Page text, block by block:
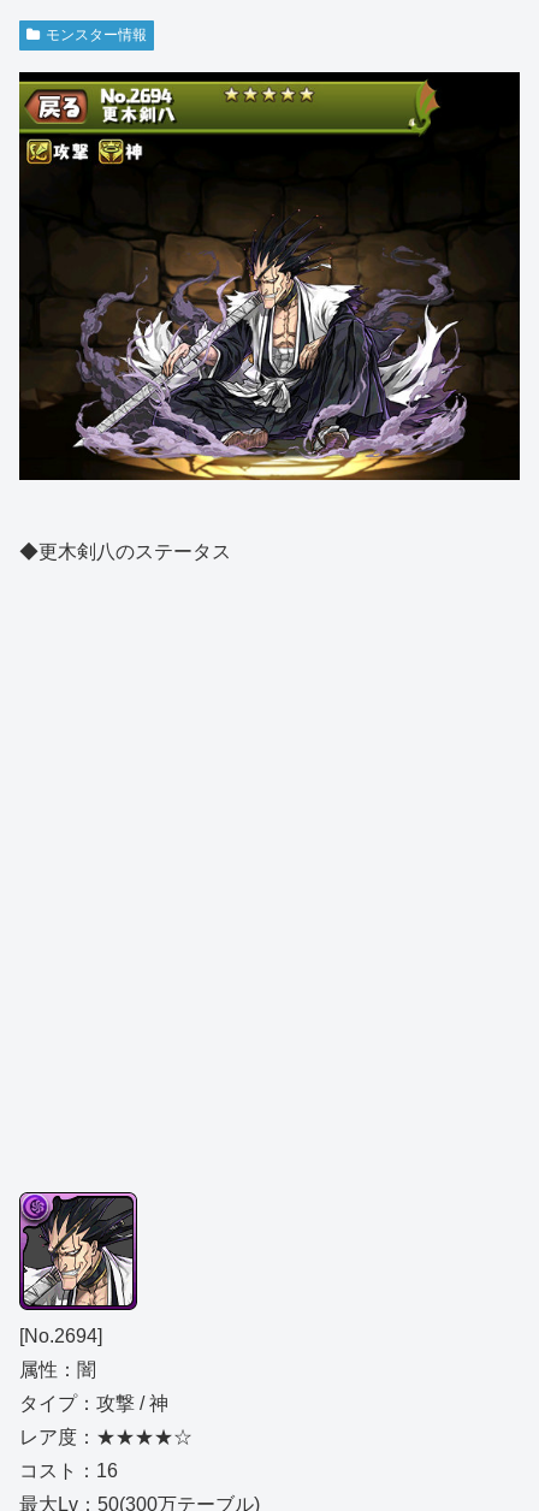
モンスター情報
◆更木剣八のステータス
[No.2694]
属性：闇
タイプ：攻撃 / 神
レア度：★★★★☆
コスト：16
最大Lv：50(300万テーブル)